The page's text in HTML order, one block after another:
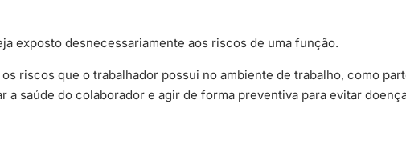
exposto desnecessariamente aos riscos de uma função.
riscos que o trabalhador possui no ambiente de trabalho, como
a saúde do colaborador e agir de forma preventiva para evitar